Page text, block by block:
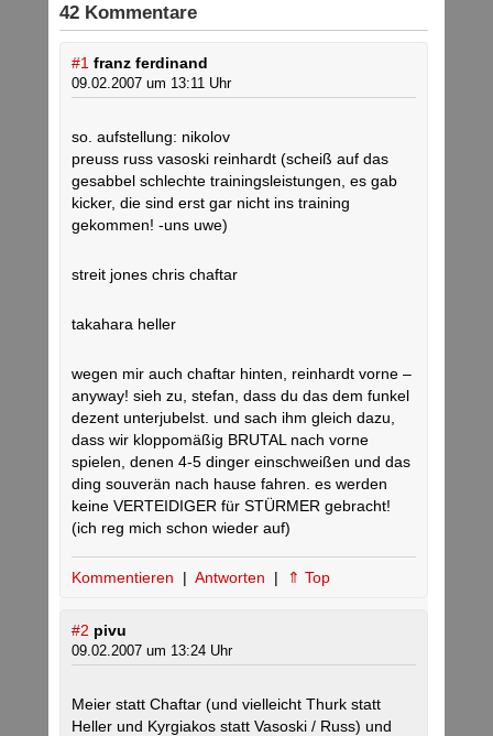
42 Kommentare
#1 franz ferdinand
09.02.2007 um 13:11 Uhr
so. aufstellung: nikolov
preuss russ vasoski reinhardt (scheiß auf das
gesabbel schlechte trainingsleistungen, es gab
kicker, die sind erst gar nicht ins training
gekommen! -uns uwe)
streit jones chris chaftar
takahara heller
wegen mir auch chaftar hinten, reinhardt vorne –
anyway! sieh zu, stefan, dass du das dem funkel
dezent unterjubelst. und sach ihm gleich dazu,
dass wir kloppomäßig BRUTAL nach vorne
spielen, denen 4-5 dinger einschweißen und das
ding souverän nach hause fahren. es werden
keine VERTEIDIGER für STÜRMER gebracht!
(ich reg mich schon wieder auf)
Kommentieren | Antworten | ⇑ Top
#2 pivu
09.02.2007 um 13:24 Uhr
Meier statt Chaftar (und vielleicht Thurk statt
Heller und Kyrgiakos statt Vasoski / Russ) und